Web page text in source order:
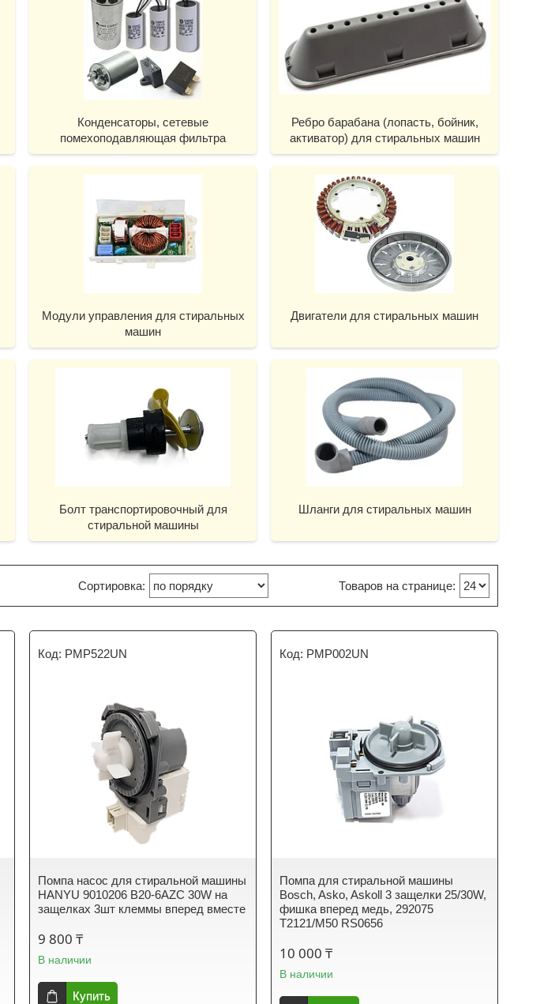
Конденсаторы, сетевые
помехоподавляющая фильтра
Ребро барабана (лопасть, бойник,
активатор) для стиральных машин
Модули управления для стиральных
машин
Двигатели для стиральных машин
Болт транспортировочный для
стиральной машины
Шланги для стиральных машин
PMP522UN
Помпа насос для стиральной машины
HANYU 9010206 B20-6AZC 30W на
защелках 3шт клеммы вперед вместе
9 800 ₸
В наличии
Купить
PMP002UN
Помпа для стиральной машины
Bosch, Asko, Askoll 3 защелки 25/30W,
фишка вперед медь, 292075
T2121/M50 RS0656
10 000 ₸
В наличии